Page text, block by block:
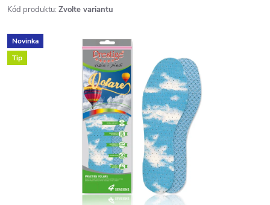
Kód produktu: Zvolte variantu
Novinka
Tip